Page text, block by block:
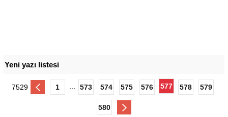
Yeni yazı listesi
7529 1 573 574 575 576 577 578 579
580